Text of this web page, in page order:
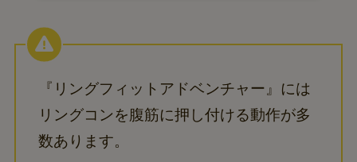
『リングフィットアドベンチャー』には
リングコンを腹筋に押し付ける動作が多
数あります。